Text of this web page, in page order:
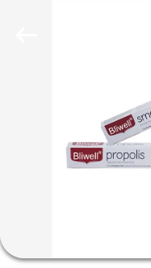
PRODUITS
AU